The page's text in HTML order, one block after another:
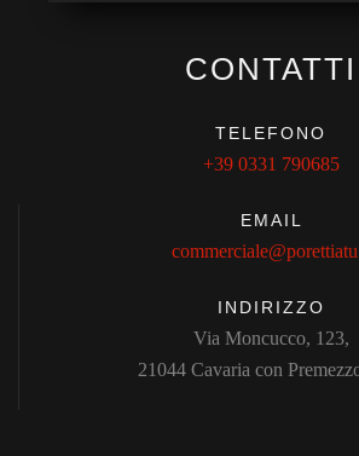
CONTATTI
TELEFONO
+39 0331 790685
EMAIL
INDIRIZZO
Via Moncucco, 123,
21044 Cavaria con